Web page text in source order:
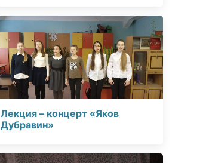
Лекция – концерт «Яков
Дубравин»